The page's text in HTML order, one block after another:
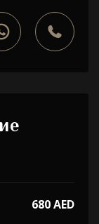
680 AED